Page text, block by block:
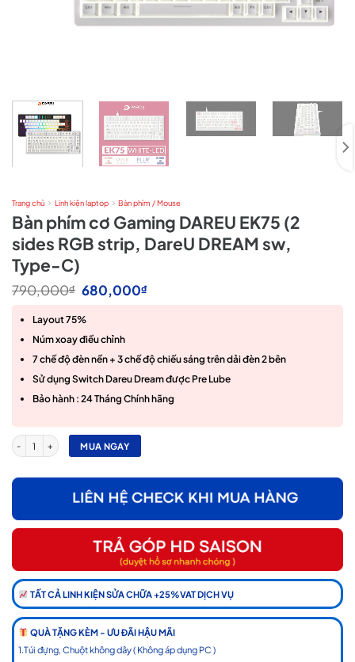
Trang chủ Linh kiện laptop Bàn phím / Mouse
Bàn phím cơ Gaming DAREU EK75 (2
sides RGB strip, DareU DREAM sw,
Type-C)
790,000₫ Giá
gốc
là:
790,000₫.
680,000₫Giá
Layout 75%
Núm xoay điều chỉnh
7 chế độ đèn nền + 3 chế độ chiếu sáng trên dải đèn 2 bên
Sử dụng Switch Dareu Dream được Pre Lube
Bảo hành : 24 Tháng Chính hãng
Bàn phím cơ Gaming DAREU EK75 (2 sides RGB strip, DareU DREAM sw, Type-C) số
MUA NGAY
TẤT CẢ LINH KIỆN SỬA CHỮA +25%VAT DỊCH VỤ
QUÀ TẶNG KÈM - ƯU ĐÃI HẬU MÃI
1.Túi đựng, Chuột không dây ( Không áp dụng PC )